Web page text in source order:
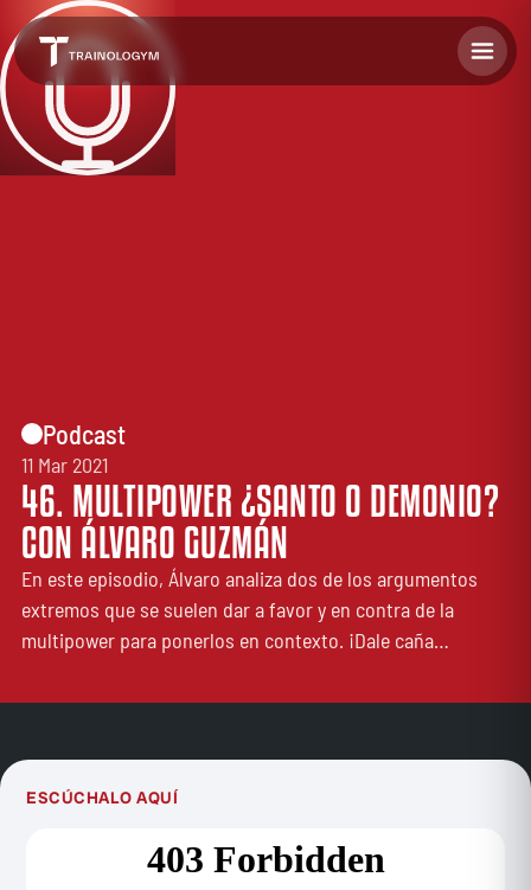
Podcast
11 Mar 2021
46. MULTIPOWER ¿SANTO O DEMONIO?
CON ÁLVARO GUZMÁN
En este episodio, Álvaro analiza dos de los argumentos
extremos que se suelen dar a favor y en contra de la
multipower para ponerlos en contexto. ¡Dale caña…
ESCÚCHALO AQUÍ